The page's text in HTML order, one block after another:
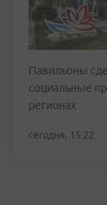
Павильоны
социальные
регионах
сегодня, 15:22